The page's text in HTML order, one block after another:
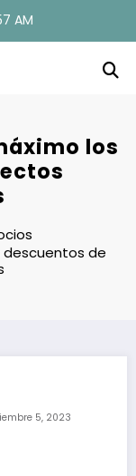
AM
los
descuentos de
5, 2023